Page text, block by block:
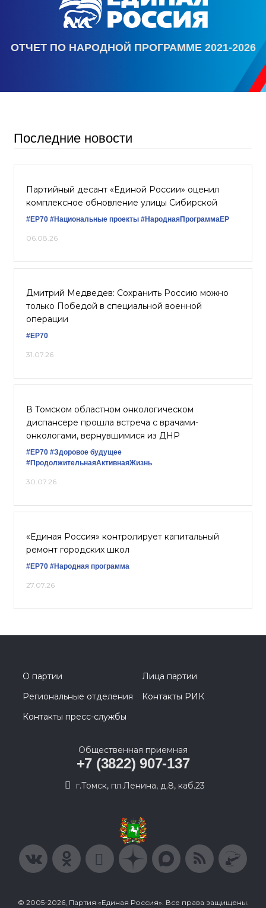
ОТЧЕТ ПО НАРОДНОЙ ПРОГРАММЕ 2021-2026
Последние новости
Партийный десант «Единой России» оценил
комплексное обновление улицы Сибирской
#ЕР70 #Национальные проекты #НароднаяПрограммаЕР
06.08.26
Дмитрий Медведев: Сохранить Россию можно
только Победой в специальной военной
операции
#ЕР70
31.07.26
В Томском областном онкологическом
диспансере прошла встреча с врачами-
онкологами, вернувшимися из ДНР
#ЕР70 #Здоровое будущее
#ПродолжительнаяАктивнаяЖизнь
30.07.26
«Единая Россия» контролирует капитальный
ремонт городских школ
#ЕР70 #Народная программа
27.07.26
О партии
Лица партии
Региональные отделения
Контакты РИК
Контакты пресс-службы
Общественная приемная
+7 (3822) 907-137
г.Томск, пл.Ленина, д.8, каб.23
© 2005-2026, Партия «Единая Россия». Все права защищены.